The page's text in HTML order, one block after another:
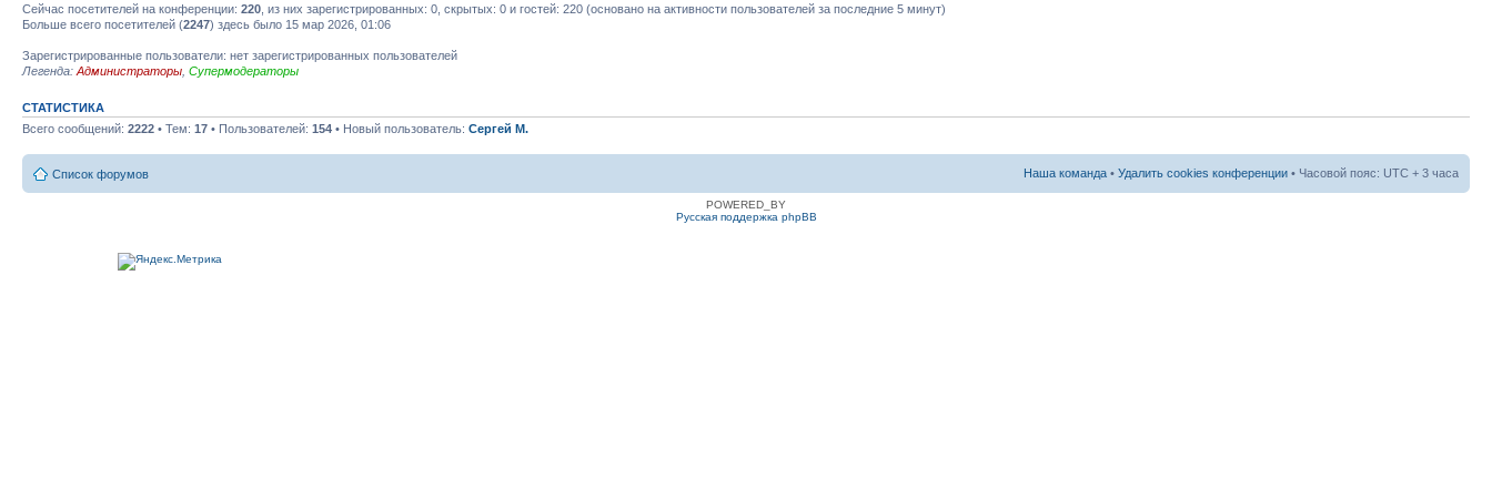
Сейчас посетителей на конференции: 220 , из них зарегистрированных: 0, скрытых: 0 и гостей: 220 (основано на активности пользователей за последние 5 минут)
Больше всего посетителей (2247) здесь было 15 мар 2026, 01:06
Зарегистрированные пользователи: нет зарегистрированных пользователей
Легенда: Администраторы Супермодераторы
СТАТИСТИКА
Всего сообщений: 2222 • Тем: 17 • Пользователей: 154 • Новый пользователь: Сергей М.
Список форумов Наша команда • Удалить cookies конференции • Часовой пояс: UTC + 3 часа
POWERED_BY
Русская поддержка phpBB